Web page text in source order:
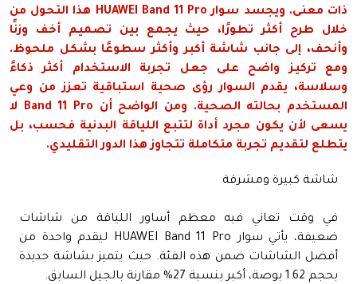
ذات معنى. ويجسد سوار HUAWEI Band 11 Pro هذا التحول من
خلال طرح أكثر تطورًا، حيث يجمع بين تصميم أخف وزنًا
وأنحف، إلى جانب شاشة أكبر وأكثر سطوعًا بشكل ملحوظ.
ومع تركيز واضح على جعل تجربة الاستخدام أكثر ذكاءً
وسلاسة، يقدم السوار رؤى صحية استباقية تعزز من وعي
المستخدم بحالته الصحية. ومن الواضح أن Band 11 Pro لا
يسعى لأن يكون مجرد أداة لتتبع اللياقة البدنية فحسب، بل
يتطلع لتقديم تجربة متكاملة تتجاوز هذا الدور التقليدي.
شاشة كبيرة ومشرقة
في وقت تعاني فيه معظم أساور اللياقة من شاشات
ضعيفة، يأتي سوار HUAWEI Band 11 Pro ليقدم واحدة من
أفضل الشاشات ضمن هذه الفئة. حيث يتميز بشاشة جديدة
بحجم 1.62 بوصة، أكبر بنسبة 27% مقارنة بالجيل السابق.